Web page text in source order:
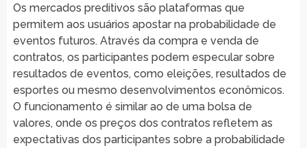
Os mercados preditivos são plataformas que
permitem aos usuários apostar na probabilidade de
eventos futuros. Através da compra e venda de
contratos, os participantes podem especular sobre
resultados de eventos, como eleições, resultados de
esportes ou mesmo desenvolvimentos econômicos.
O funcionamento é similar ao de uma bolsa de
valores, onde os preços dos contratos refletem as
expectativas dos participantes sobre a probabilidade